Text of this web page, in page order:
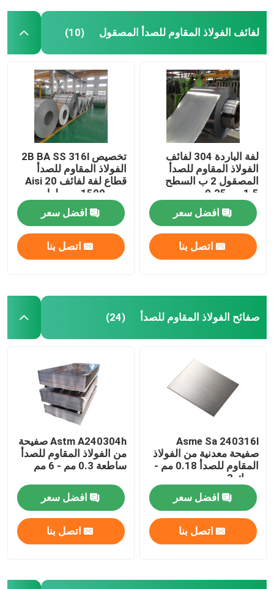
لفائف الفولاذ المقاوم للصدأ المصقول (10)
لفة الباردة 304 لفائف
الفولاذ المقاوم للصدأ
المصقول 2 ب السطح
1.5 مم 0.25 مم
افضل سعر
اتصل بنا
تخصيص 2B BA SS 316l
الفولاذ المقاوم للصدأ
قطاع لفة لفائف Aisi 20
افضل سعر
اتصل بنا
صفائح الفولاذ المقاوم للصدأ (24)
Asme Sa 240316l
صفيحة معدنية من الفولاذ
المقاوم للصدأ 0.18 مم -
سمك 3 مم
افضل سعر
اتصل بنا
Astm A240304h صفيحة
من الفولاذ المقاوم للصدأ
ساطعة 0.3 مم - 6 مم
افضل سعر
اتصل بنا